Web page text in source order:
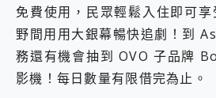
B&O 精品級音響! Home+ 中嘉寬頻 SoundBox 劇院串流盒 開箱 評測
2億 APO蔡司長焦神機降臨~ vivo X200 Pro、vivo X200 就是這麼好拍
EaseUS Vocal Remover 免費線上去聲器一鍵去除人聲 人聲 音樂分離 2024 消除人聲推薦
3 個超值 MHN 飛人工具分享~~ iToolab AnyGo 魔物獵人 Now飛人 ios教學 不出門也可以到處走
Locawhere AnyTo 寶可夢飛人 AnyTo 不出門也可以飛遍全世界
免費使用，民眾輕鬆入住即可
野間用用大銀幕暢快追劇！到
務還有機會抽到 OVO 子品牌
影機！每日數量有限借完為止。